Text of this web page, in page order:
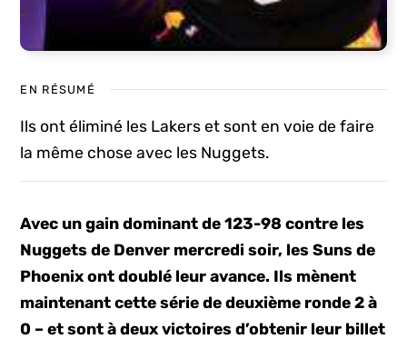
EN RÉSUMÉ
Ils ont éliminé les Lakers et sont en voie de faire
la même chose avec les Nuggets.
Avec un gain dominant de 123-98 contre les
Nuggets de Denver mercredi soir, les Suns de
Phoenix ont doublé leur avance. Ils mènent
maintenant cette série de deuxième ronde 2 à
0 – et sont à deux victoires d’obtenir leur billet